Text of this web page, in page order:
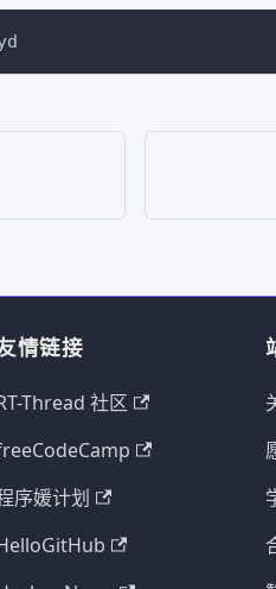
情链接
Thread 社区
序媛计划